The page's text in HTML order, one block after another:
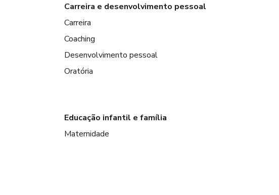
Carreira e desenvolvimento pessoal
Carreira
Coaching
Desenvolvimento pessoal
Oratória
Educação infantil e família
Maternidade